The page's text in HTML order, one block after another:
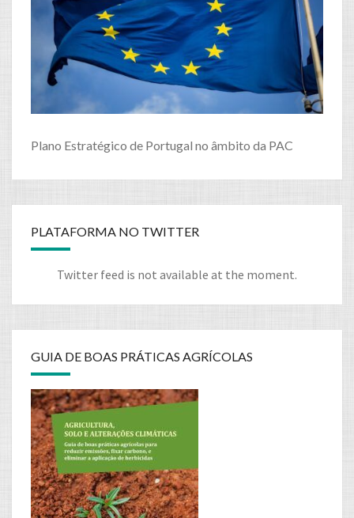
Plano Estratégico de Portugal no âmbito da PAC
PLATAFORMA NO TWITTER
Twitter feed is not available at the moment.
GUIA DE BOAS PRÁTICAS AGRÍCOLAS